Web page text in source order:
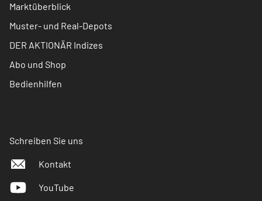
Marktüberblick
Muster- und Real-Depots
DER AKTIONÄR Indizes
Abo und Shop
Bedienhilfen
Schreiben Sie uns
Kontakt
YouTube